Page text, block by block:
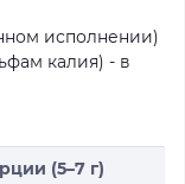
исполнении)
калия) - в
(5–7 г)